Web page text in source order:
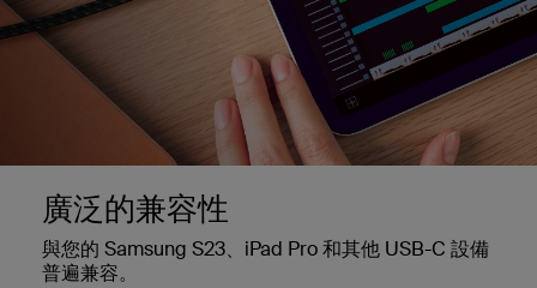
廣泛的兼容性
與您的 Samsung S23、iPad Pro 和其他 USB-C 設備
普遍兼容。